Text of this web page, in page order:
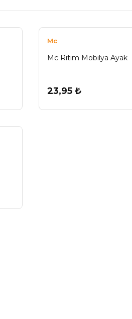
Mc
Mc Ritim Mobilya Ayak
23,95 ₺